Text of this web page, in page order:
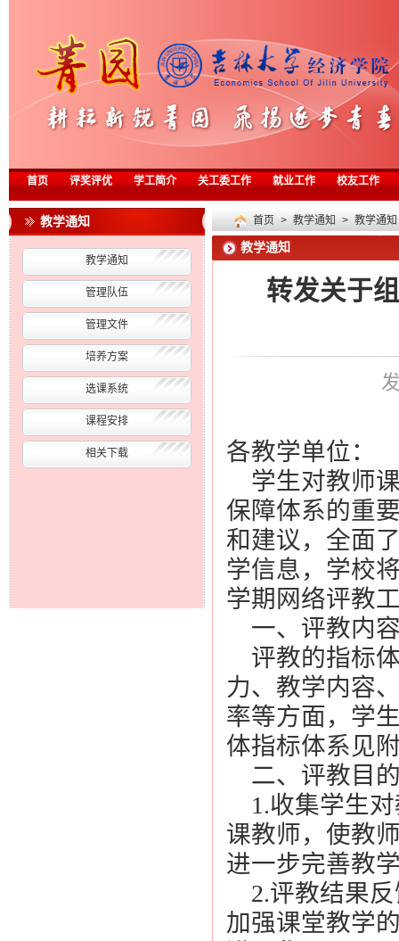
首页 评奖评优 学工简介 关工委工作 就业工作 校友工作
教学通知
教学通知
管理队伍
管理文件
培养方案
选课系统
课程安排
相关下载
首页 > 教学通知 > 教学通知
教学通知
转发关于
各教学单位：
学生对教师
保障体系的重
和建议，全面
学信息，学校
学期网络评教
一、评教内
评教的指标
力、教学内容
率等方面，学
体指标体系见
二、评教目
1.收集学生对
课教师，使教
进一步完善教
2.评教结果反
加强课堂教学